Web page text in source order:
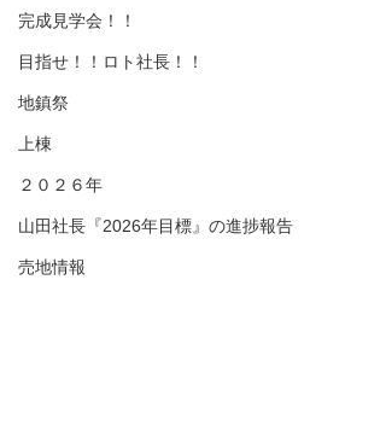
完成見学会！！
目指せ！！ロト社長！！
地鎮祭
上棟
２０２６年
山田社長『2026年目標』の進捗報告
売地情報